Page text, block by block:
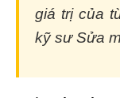
giá trị của
kỹ sư Sửa